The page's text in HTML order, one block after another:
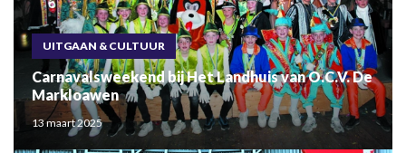
UITGAAN & CULTUUR
Carnavalsweekend bij Het Landhuis van O.C.V. De
Markloawen
13 maart 2025